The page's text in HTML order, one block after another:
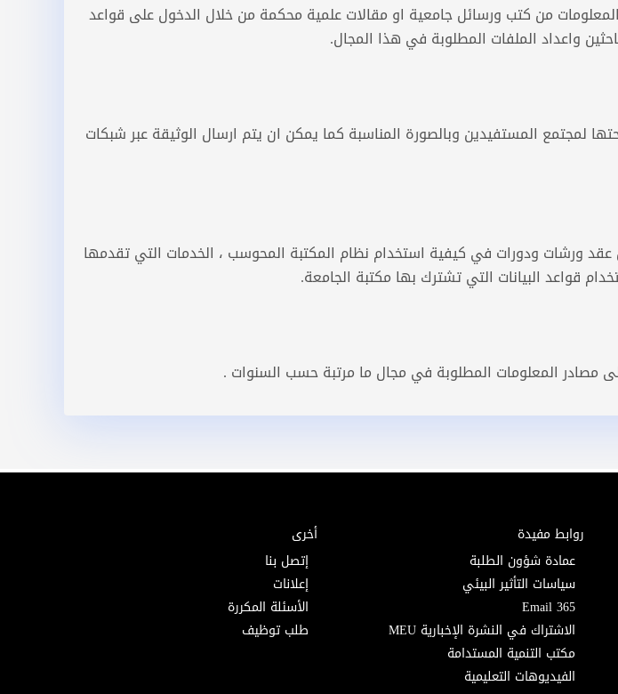
من كتب ورسائل جامعية او مقالات علمية محكمة من خلال الدخول على قواعد
واعداد الملفات المطلوبة في هذا المجال.
لمجتمع المستفيدين وبالصورة المناسبة كما يمكن ان يتم ارسال الوثيقة عبر شبكات
ورشات ودورات في كيفية استخدام نظام المكتبة المحوسب ، الخدمات التي تقدمها
قواعد البيانات التي تشترك بها مكتبة الجامعة.
مصادر المعلومات المطلوبة في مجال ما مرتبة حسب السنوات .
روابط مفيدة
عمادة شؤون الطلبة
سياسات التأثير البيئي
Email 365
الاشتراك في النشرة الإخبارية MEU
مكتب التنمية المستدامة
الفيديوهات التعليمية
أخرى
إتصل بنا
إعلانات
الأسئلة المكررة
طلب توظيف